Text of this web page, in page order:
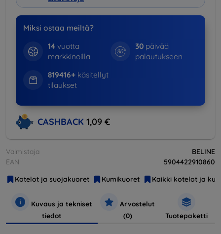
Miksi ostaa meiltä?
14vuotta
markkinoilla
30 päivää
palautukseen
819416+käsitellyt
tilaukset
CASHBACK 1,09 €
Valmistaja
BELINE
EAN
5904422910860
Kotelot ja suojakuoret
Kumikuoret Kaikki kotelot ja
Kuvaus ja tekniset
tiedot
Arvostelut
(0)
Tuotepaketti